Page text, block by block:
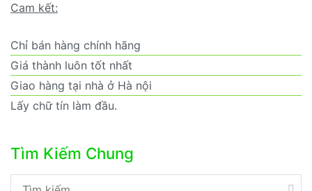
Cam kết:
Chỉ bán hàng chính hãng
Giá thành luôn tốt nhất
Giao hàng tại nhà ở Hà nội
Lấy chữ tín làm đầu.
Tìm Kiếm Chung
Tìm